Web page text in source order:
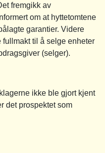
fremgikk av
om at hyttetomtene
garantier. Videre
til å selge enheter
(selger).
ikke ble gjort kjent
det prospektet som